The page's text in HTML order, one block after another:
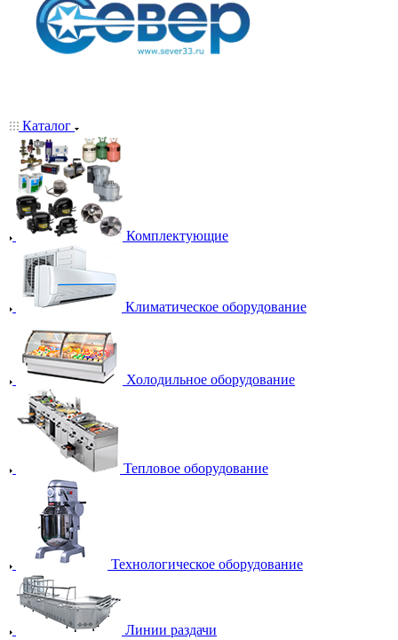
Каталог
Комплектующие
Климатическое оборудование
Холодильное оборудование
Тепловое оборудование
Технологическое оборудование
Линии раздачи